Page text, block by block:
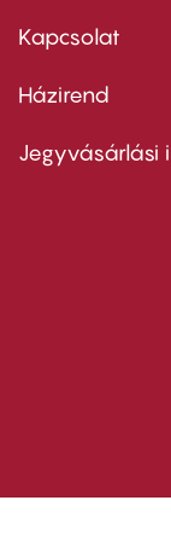
firstKapcsolat
Footer
second
Házirend
Jegyvásárlási